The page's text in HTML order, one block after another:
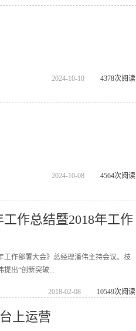
2024-10-10 4378次阅读
2024-10-08 4564次阅读
作总结暨2018年工作
工作部署大会》总经理潘伟主持会议。技
提出“创新突破...
2018-02-08 10549次阅读
上运营